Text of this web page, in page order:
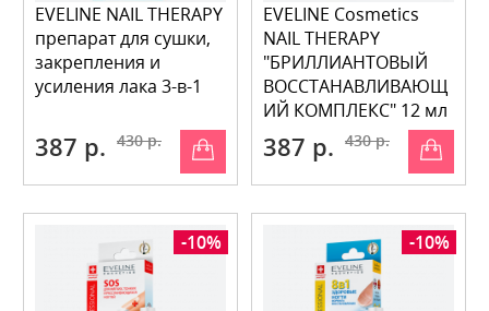
EVELINE NAIL THERAPY
препарат для сушки,
закрепления и
усиления лака 3-в-1
387 р. 430 р.
EVELINE Cosmetics
NAIL THERAPY
"БРИЛЛИАНТОВЫЙ
ВОССТАНАВЛИВАЮЩ
ИЙ КОМПЛЕКС" 12 мл
387 р. 430 р.
-10% -10%